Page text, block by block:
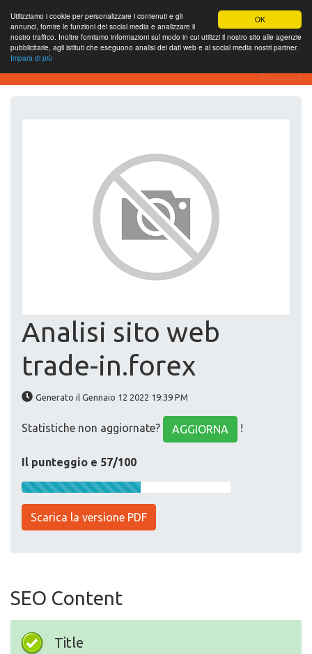
OK
Utilizziamo i cookie per personalizzare i contenuti e gli
annunci, fornire le funzioni dei social media e analizzare il
nostro traffico. Inoltre forniamo informazioni sul modo in cui utilizzi il nostro sito alle agenzie
pubblicitarie, agli istituti che eseguono analisi dei dati web e ai social media nostri partner.
Impara di più
SEO Analytics
Analisi sito web
trade-in.forex
Generato il Gennaio 12 2022 19:39 PM
Statistiche non aggiornate? AGGIORNA !
Il punteggio e 57/100
Scarica la versione PDF
SEO Content
Title